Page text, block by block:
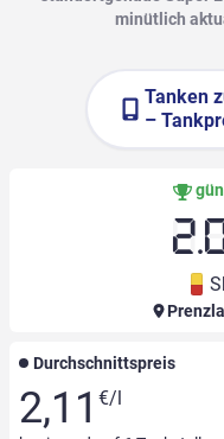
minütlich
Tanken
–
Durchschnittspreis
2,11 €/l